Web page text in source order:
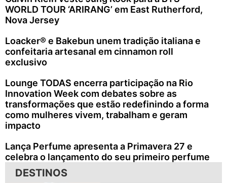
WORLD TOUR ‘ARIRANG’ em East Rutherford,
Nova Jersey
Loacker® e Bakebun unem tradição italiana e
confeitaria artesanal em cinnamon roll
exclusivo
Lounge TODAS encerra participação na Rio
Innovation Week com debates sobre as
transformações que estão redefinindo a forma
como mulheres vivem, trabalham e geram
impacto
Lança Perfume apresenta a Primavera 27 e
celebra o lançamento do seu primeiro perfume
DESTINOS